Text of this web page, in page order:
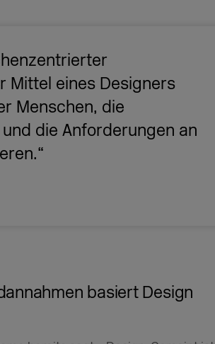
Mittel eines Designers
Menschen, die
die Anforderungen an
basiert Design